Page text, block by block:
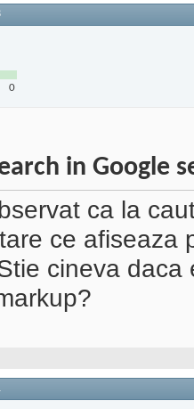
0
in Google
ca la
ce afiseaza
cineva